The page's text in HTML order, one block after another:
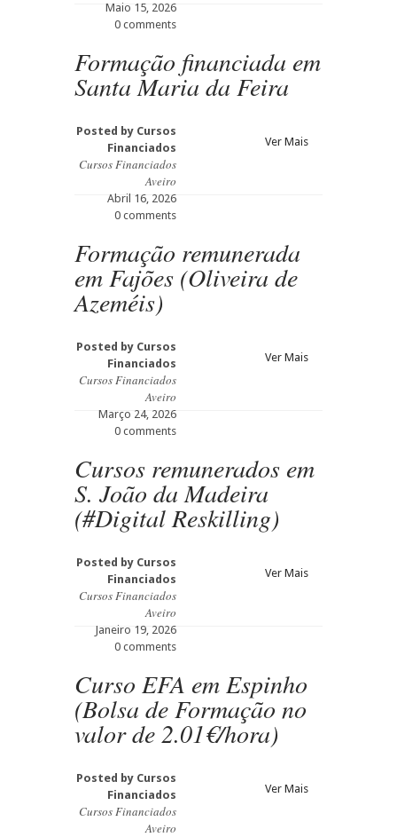
Maio 15, 2026
0 comments
Formação financiada em
Santa Maria da Feira
Posted by Cursos
Financiados
Cursos Financiados
Aveiro
Abril 16, 2026
0 comments
Ver Mais
Formação remunerada
em Fajões (Oliveira de
Azeméis)
Posted by Cursos
Financiados
Cursos Financiados
Aveiro
Março 24, 2026
0 comments
Ver Mais
Cursos remunerados em
S. João da Madeira
(#Digital Reskilling)
Posted by Cursos
Financiados
Cursos Financiados
Aveiro
Janeiro 19, 2026
0 comments
Ver Mais
Curso EFA em Espinho
(Bolsa de Formação no
valor de 2.01€/hora)
Posted by Cursos
Financiados
Cursos Financiados
Aveiro
Ver Mais